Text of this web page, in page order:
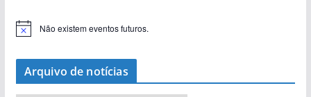
Não existem eventos futuros.
Arquivo de notícias